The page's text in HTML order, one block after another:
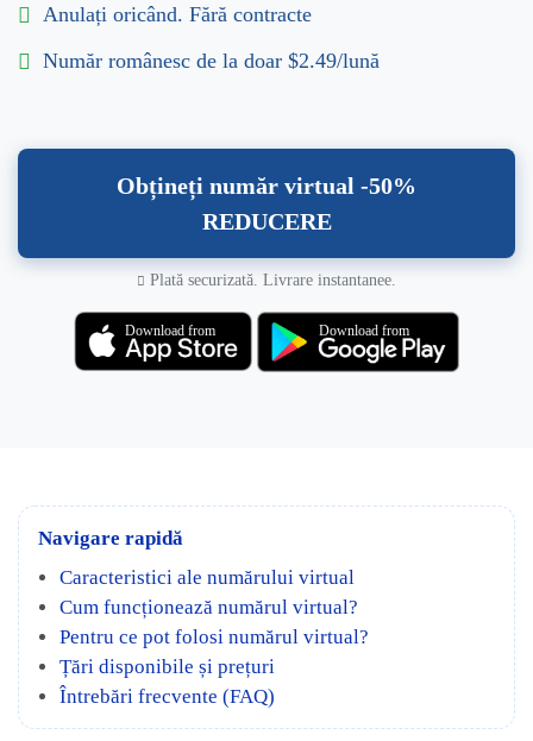
Anulați oricând. Fără contracte
Număr românesc de la doar $2.49/lună
Obțineți număr virtual -50%
REDUCERE
Plată securizată. Livrare instantanee.
Download from Download from
Navigare rapidă
Caracteristici ale numărului virtual
Cum funcționează numărul virtual?
Pentru ce pot folosi numărul virtual?
Țări disponibile și prețuri
Întrebări frecvente (FAQ)